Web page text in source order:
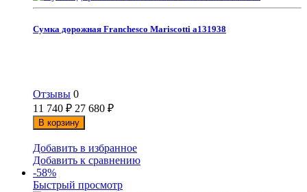
Сумка дорожная Franchesco Mariscotti а131938
Отзывы 0
11 740 ₽ 27 680 ₽
В корзину
Добавить в избранное
Добавить к сравнению
-58%
Быстрый просмотр